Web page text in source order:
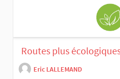
Routes plus
Eric LALLEMAND